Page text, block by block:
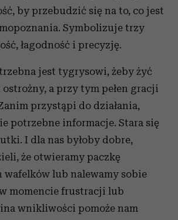
by przebudzić się na to, co jest
Symbolizuje trzy
łagodność i precyzję.
jest tygrysowi, żeby żyć
a przy tym pełen gracji
przystąpi do działania,
potrzebne informacje. Stara się
I dla nas byłoby dobre,
że otwieramy paczkę
wafelków lub nalewamy sobie
momencie frustracji lub
wnikliwości pomoże nam